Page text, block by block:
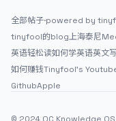
全部帖子·powered by
tinyfool的blog上海泰尼
英语轻松读如何学英语英文
如何赚钱Tinyfool's
GithubApple
© 2024 OC Knowledge